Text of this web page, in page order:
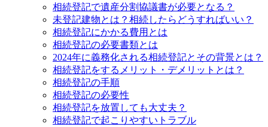
相続登記で遺産分割協議書が必要となる？
未登記建物とは？相続したらどうすればいい？
相続登記にかかる費用とは
相続登記の必要書類とは
2024年に義務化される相続登記とその背景とは？
相続登記をするメリット・デメリットとは？
相続登記の手順
相続登記の必要性
相続登記を放置しても大丈夫？
相続登記で起こりやすいトラブル